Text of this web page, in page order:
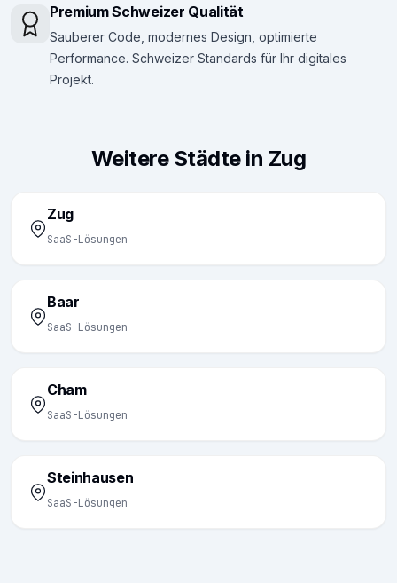
Premium Schweizer Qualität
Sauberer Code, modernes Design, optimierte
Performance. Schweizer Standards für Ihr digitales
Projekt.
Weitere Städte in Zug
Zug
SaaS-Lösungen
Baar
SaaS-Lösungen
Cham
SaaS-Lösungen
Steinhausen
SaaS-Lösungen